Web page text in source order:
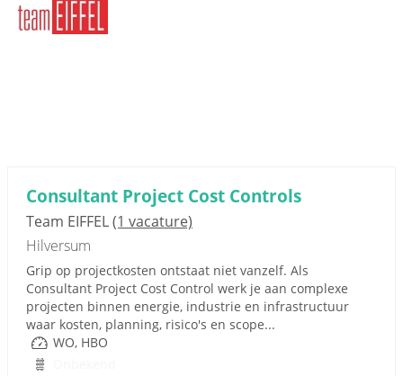
Consultant Project Cost Controls
Team EIFFEL(1 vacature)
Hilversum
Grip op projectkosten ontstaat niet vanzelf. Als
Consultant Project Cost Control werk je aan complexe
projecten binnen energie, industrie en infrastructuur
waar kosten, planning, risico's en scope...
WO, HBO